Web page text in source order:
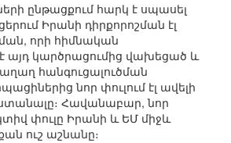
ընթացքում հարկ է սպասել
Իրանի դիրքորոշման էլ
որի հիմնական
այդ կարծրացումից վախեցած և
հանգուցալուծման
նոր փուլում էլ ավելի
Հավանաբար, նոր
փուլը Իրանի և ԵՄ միջև
ուշ աշնանը։